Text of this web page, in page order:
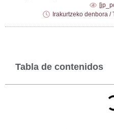
Irakurtzeko denbora /
Tabla de contenidos